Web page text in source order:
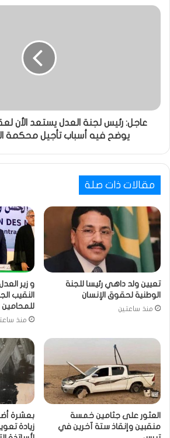
عاجل: رئيس لجنة العدل يستعد الأن
يوضح فيه أسباب تأجيل محكمة
مقالات ذات صلة
تعيين ولد داهي رئيسا للجنة
الوطنية لحقوق الإنسان
منذ ساعتين
و زير
النقيب
للمحامين
منذ
العثور على جثامين خمسة
منقبين وإنقاذ ستة آخرين في
بعشرة
زيادة